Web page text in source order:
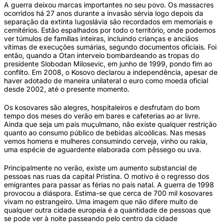
A guerra deixou marcas importantes no seu povo. Os massacres
ocorridos há 27 anos durante a invasão sérvia logo depois da
separação da extinta Iugoslávia são recordados em memoriais e
cemitérios. Estão espalhados por todo o território, onde podemos
ver túmulos de famílias inteiras, incluindo crianças e anciãos
vítimas de execuções sumárias, segundo documentos oficiais. Foi
então, quando a Otan interveio bombardeando as tropas do
presidente Slobodan Milosevic, em junho de 1999, pondo fim ao
conflito. Em 2008, o Kosovo declarou a independência, apesar de
haver adotado de maneira unilateral o euro como moeda oficial
desde 2002, até o presente momento.
Os kosovares são alegres, hospitaleiros e desfrutam do bom
tempo dos meses do verão em bares e cafeterias ao ar livre.
Ainda que seja um país muçulmano, não existe qualquer restrição
quanto ao consumo público de bebidas alcoólicas. Nas mesas
vemos homens e mulheres consumindo cerveja, vinho ou rakia,
uma espécie de aguardente elaborada com pêssego ou uva.
Principalmente no verão, existe um aumento substancial de
pessoas nas ruas da capital Pristina. O motivo é o regresso dos
emigrantes para passar as férias no país natal. A guerra de 1998
provocou a diáspora. Estima-se que cerca de 700 mil kosovares
vivam no estrangeiro. Uma imagem que não difere muito de
qualquer outra cidade europeia é a quantidade de pessoas que
se pode ver à noite passeando pelo centro da cidade